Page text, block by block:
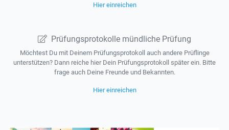
Hier einreichen
Prüfungsprotokolle mündliche Prüfung
Möchtest Du mit Deinem Prüfungsprotokoll auch andere Prüflinge
unterstützen? Dann reiche hier Dein Prüfungsprotokoll später ein. Bitte
frage auch Deine Freunde und Bekannten.
Hier einreichen